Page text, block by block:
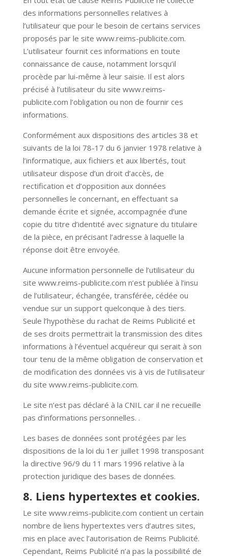
des informations personnelles relatives à
l’utilisateur que pour le besoin de certains services
proposés par le site www.reims-publicite.com.
L’utilisateur fournit ces informations en toute
connaissance de cause, notamment lorsqu’il
procède par lui-même à leur saisie. Il est alors
précisé à l’utilisateur du site www.reims-
publicite.com l’obligation ou non de fournir ces
informations.
Conformément aux dispositions des articles 38 et
suivants de la loi 78-17 du 6 janvier 1978 relative à
l’informatique, aux fichiers et aux libertés, tout
utilisateur dispose d’un droit d’accès, de
rectification et d’opposition aux données
personnelles le concernant, en effectuant sa
demande écrite et signée, accompagnée d’une
copie du titre d’identité avec signature du titulaire
de la pièce, en précisant l’adresse à laquelle la
réponse doit être envoyée.
Aucune information personnelle de l’utilisateur du
site www.reims-publicite.com n’est publiée à l’insu
de l’utilisateur, échangée, transférée, cédée ou
vendue sur un support quelconque à des tiers.
Seule l’hypothèse du rachat de Reims Publicité et
de ses droits permettrait la transmission des dites
informations à l’éventuel acquéreur qui serait à son
tour tenu de la même obligation de conservation et
de modification des données vis à vis de l’utilisateur
du site www.reims-publicite.com.
Le site n’est pas déclaré à la CNIL car il ne recueille
pas d’informations personnelles. .
Les bases de données sont protégées par les
dispositions de la loi du 1er juillet 1998 transposant
la directive 96/9 du 11 mars 1996 relative à la
protection juridique des bases de données.
8. Liens hypertextes et cookies.
Le site www.reims-publicite.com contient un certain
nombre de liens hypertextes vers d’autres sites,
mis en place avec l’autorisation de Reims Publicité.
Cependant, Reims Publicité n’a pas la possibilité de